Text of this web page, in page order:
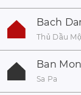
Bach
Thủ Dầu
Ban
Sa Pa